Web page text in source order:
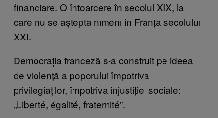
financiare. O întoarcere în secolul XIX, la
care nu se aștepta nimeni în Franța secolului
XXI.
Democrația franceză s-a construit pe ideea
de violență a poporului împotriva
privilegiaților, împotriva injustiției sociale:
„Liberté, égalité, fraternité”.